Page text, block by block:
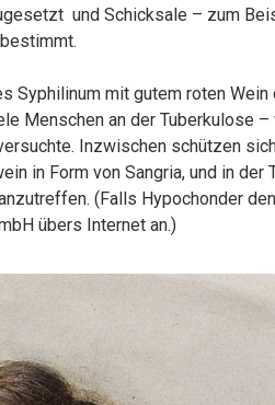
und Schicksale – zum
Syphilinum mit gutem roten Wein
Menschen an der Tuberkulose
Inzwischen schützen
in Form von Sangria, und in der
(Falls Hypochonder
übers Internet an.)